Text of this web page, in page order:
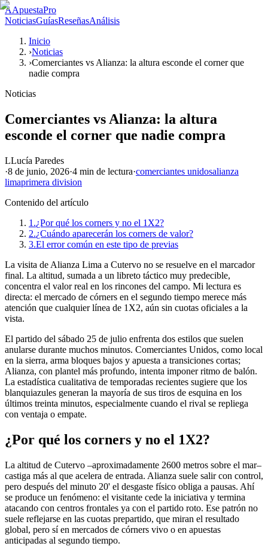
AApuestaPro
NoticiasGuíasReseñasAnálisis
Inicio
›Noticias
›Comerciantes vs Alianza: la altura esconde el corner que
nadie compra
Noticias
Comerciantes vs Alianza: la altura
esconde el corner que nadie compra
LLucía Paredes
·8 de junio, 2026·4 min de lectura·comerciantes unidosalianza
limaprimera division
Contenido del artículo
1.¿Por qué los corners y no el 1X2?
2.¿Cuándo aparecerán los corners de valor?
3.El error común en este tipo de previas
La visita de Alianza Lima a Cutervo no se resuelve en el marcador
final. La altitud, sumada a un libreto táctico muy predecible,
concentra el valor real en los rincones del campo. Mi lectura es
directa: el mercado de córners en el segundo tiempo merece más
atención que cualquier línea de 1X2, aún sin cuotas oficiales a la
vista.
El partido del sábado 25 de julio enfrenta dos estilos que suelen
anularse durante muchos minutos. Comerciantes Unidos, como local
en la sierra, arma bloques bajos y apuesta a transiciones cortas;
Alianza, con plantel más profundo, intenta imponer ritmo de balón.
La estadística cualitativa de temporadas recientes sugiere que los
blanquiazules generan la mayoría de sus tiros de esquina en los
últimos treinta minutos, especialmente cuando el rival se repliega
con ventaja o empate.
¿Por qué los corners y no el 1X2?
La altitud de Cutervo –aproximadamente 2600 metros sobre el mar–
castiga más al que acelera de entrada. Alianza suele salir con control,
pero después del minuto 20' el desgaste físico obliga a pausas. Ahí
se produce un fenómeno: el visitante cede la iniciativa y termina
atacando con centros frontales ya con el partido roto. Ese patrón no
suele reflejarse en las cuotas prepartido, que miran el resultado
global, pero sí en mercados de córners vivo o en apuestas
anticipadas al segundo tiempo.